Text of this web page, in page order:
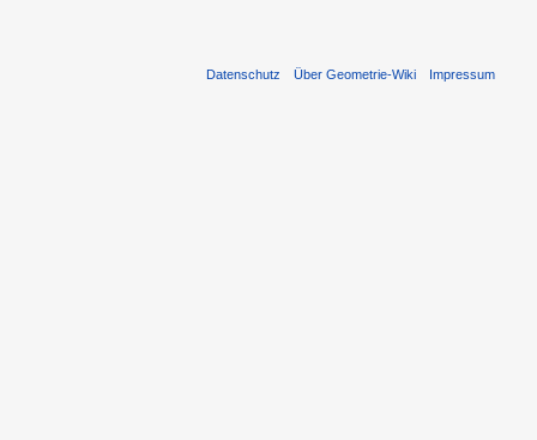
Datenschutz Über Geometrie-Wiki Impressum